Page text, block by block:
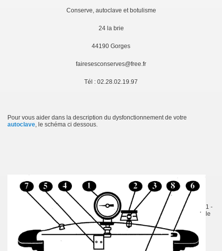
Conserve, autoclave et botulisme
24 la brie
44190 Gorges
fairesesconserves@free.fr
Tél : 02.28.02.19.97
Pour vous aider dans la description du dysfonctionnement de votre
autoclave, le schéma ci dessous.
1 -
le